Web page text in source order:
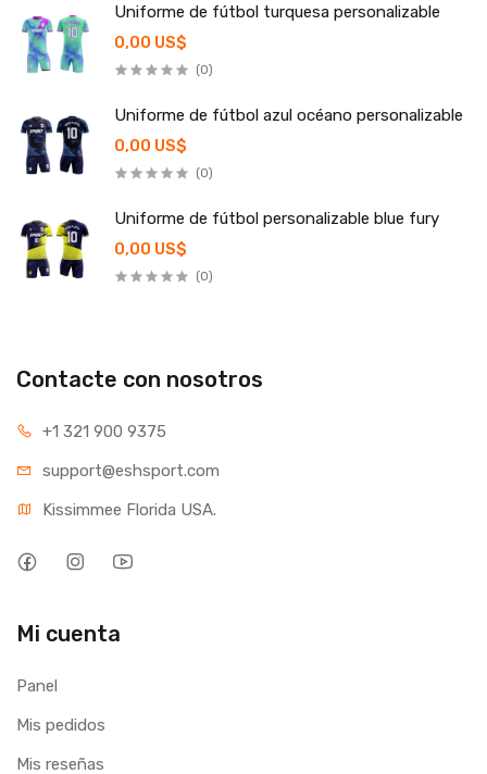
Uniforme de fútbol turquesa personalizable
0,00 US$
(0)
Uniforme de fútbol azul océano personalizable
0,00 US$
(0)
Uniforme de fútbol personalizable blue fury
0,00 US$
(0)
Contacte con nosotros
+1 321 900 9375
support@eshsport.com
Kissimmee Florida USA.
Mi cuenta
Panel
Mis pedidos
Mis reseñas